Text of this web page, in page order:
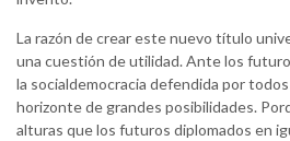
La razón de crear este nuevo título
una cuestión de utilidad. Ante los
la socialdemocracia defendida por
horizonte de grandes posibilidades.
alturas que los futuros diplomados en